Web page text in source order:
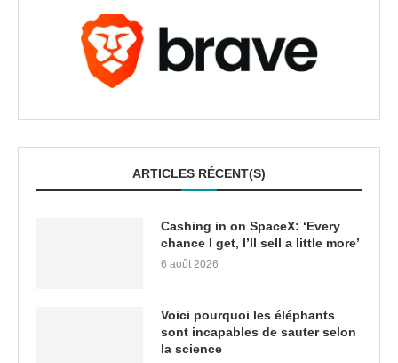
ARTICLES RÉCENT(S)
Cashing in on SpaceX: ‘Every
chance I get, I’ll sell a little more’
6 août 2026
Voici pourquoi les éléphants
sont incapables de sauter selon
la science